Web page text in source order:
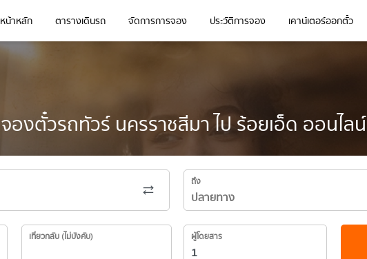
หน้าหลัก ตารางเดินรถ จัดการการจอง ประวัติการจอง เคาน์เตอร์ออกตั๋ว
จองตั๋วรถทัวร์ นครราชสีมา ไป ร้อยเอ็ด ออนไลน์
ถึง
เที่ยวกลับ (ไม่บังคับ) ผู้โดยสาร